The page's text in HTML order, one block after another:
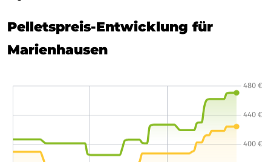
Pelletspreis-Entwicklung für
Marienhausen